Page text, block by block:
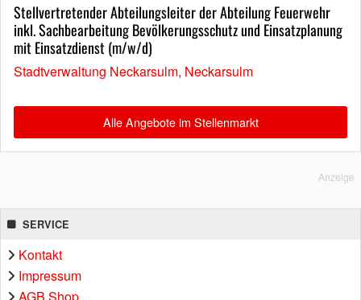
Stellvertretender Abteilungsleiter der Abteilung Feuerwehr
inkl. Sachbearbeitung Bevölkerungsschutz und Einsatzplanung
mit Einsatzdienst (m/w/d)
Stadtverwaltung Neckarsulm, Neckarsulm
Alle Angebote im Stellenmarkt
Anzeige
SERVICE
Kontakt
Impressum